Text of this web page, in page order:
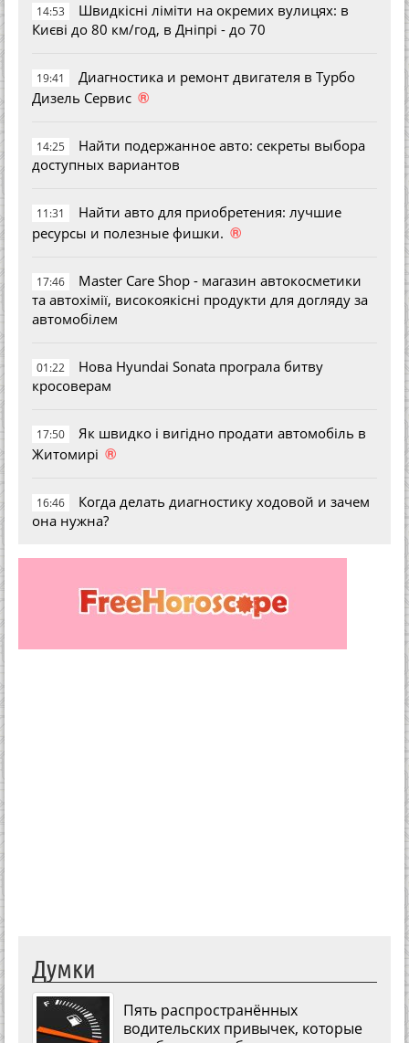
14:53
Швидкісні ліміти на окремих вулицях: в
Києві до 80 км/год, в Дніпрі - до 70
19:41
Диагностика и ремонт двигателя в Турбо
Дизель Сервис ®
14:25
Найти подержанное авто: секреты выбора
доступных вариантов
11:31
Найти авто для приобретения: лучшие
ресурсы и полезные фишки. ®
17:46
Master Care Shop - магазин автокосметики
та автохімії, високоякісні продукти для догляду за
автомобілем
01:22
Нова Hyundai Sonata програла битву
кросоверам
17:50
Як швидко і вигідно продати автомобіль в
Житомирі ®
16:46
Когда делать диагностику ходовой и зачем
она нужна?
Думки
Пять распространённых
водительских привычек, которые